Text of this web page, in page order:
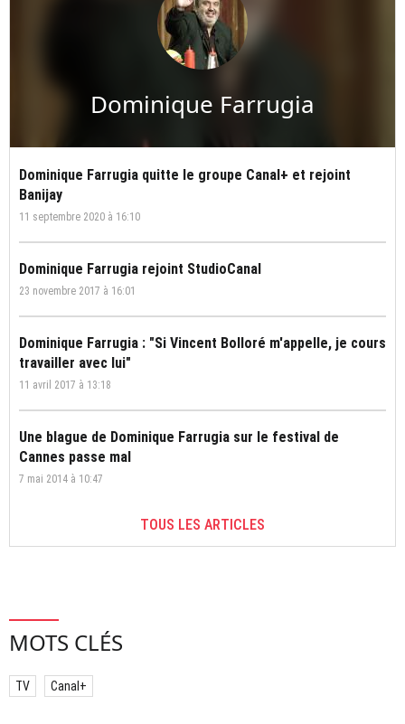
Dominique Farrugia
Dominique Farrugia quitte le groupe Canal+ et rejoint
Banijay
11 septembre 2020 à 16:10
Dominique Farrugia rejoint StudioCanal
23 novembre 2017 à 16:01
Dominique Farrugia : "Si Vincent Bolloré m'appelle, je cours
travailler avec lui"
11 avril 2017 à 13:18
Une blague de Dominique Farrugia sur le festival de
Cannes passe mal
7 mai 2014 à 10:47
TOUS LES ARTICLES
MOTS CLÉS
TV Canal+